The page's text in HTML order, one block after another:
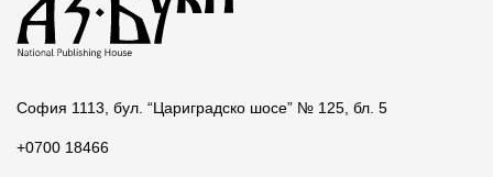
София 1113, бул. “Цариградско шосе” № 125, бл. 5
+0700 18466